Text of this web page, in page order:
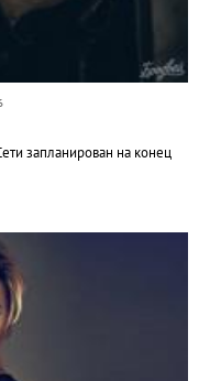
запланирован на конец